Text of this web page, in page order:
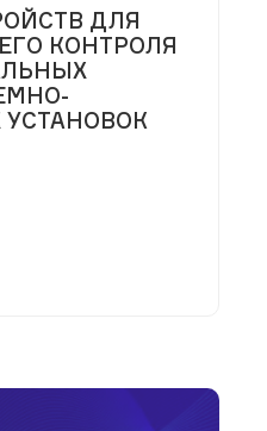
ДЛЯ
КОНТРОЛЯ